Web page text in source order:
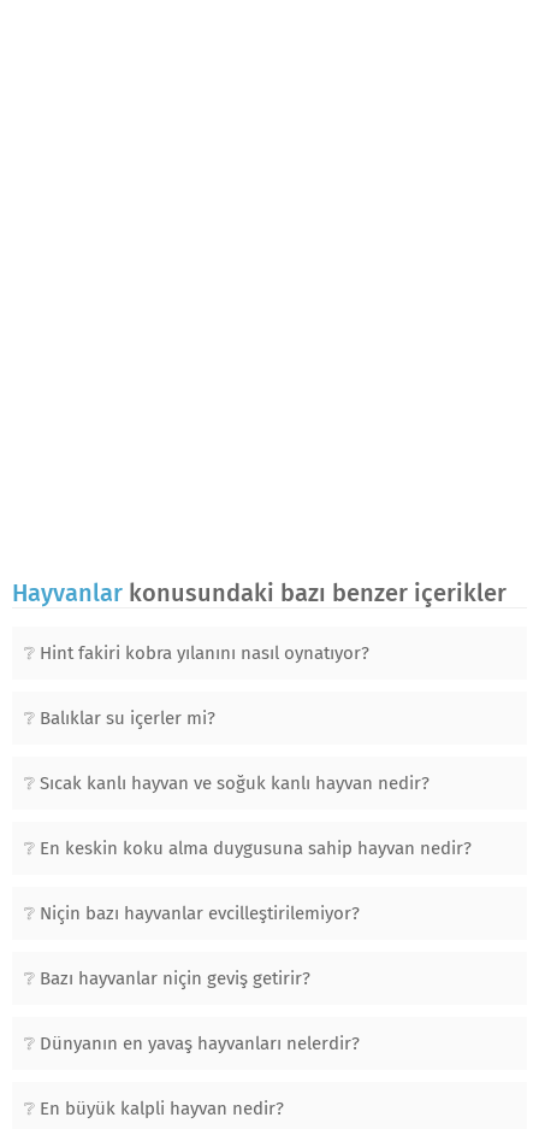
Hayvanlar konusundaki bazı benzer içerikler
Hint fakiri kobra yılanını nasıl oynatıyor?
Balıklar su içerler mi?
Sıcak kanlı hayvan ve soğuk kanlı hayvan nedir?
En keskin koku alma duygusuna sahip hayvan nedir?
Niçin bazı hayvanlar evcilleştirilemiyor?
Bazı hayvanlar niçin geviş getirir?
Dünyanın en yavaş hayvanları nelerdir?
En büyük kalpli hayvan nedir?